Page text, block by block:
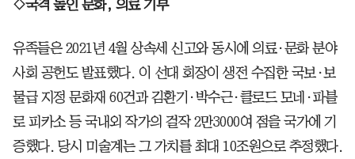
◇국격 높인 문화, 의료 기부
유족들은 2021년 4월 상속세 신고와 동시에 의료·문화 분야
사회 공헌도 발표했다. 이 선대 회장이 생전 수집한 국보·보
물급 지정 문화재 60건과 김환기·박수근·클로드 모네·파블
로 피카소 등 국내외 작가의 걸작 2만3000여 점을 국가에 기
증했다. 당시 미술계는 그 가치를 최대 10조원으로 추정했다.